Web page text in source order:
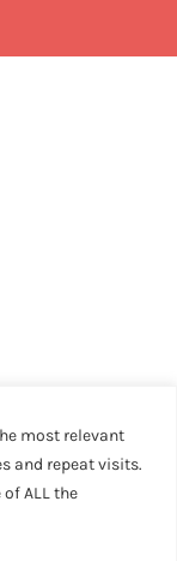
most relevant
and repeat visits.
ALL the